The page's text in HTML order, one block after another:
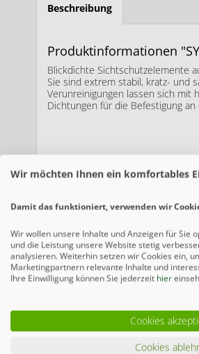
Beschreibung
Produktinformationen
Blickdichte Sichtschutzelemente
Sie sind extrem stabil, kratz- und
Verunreinigungen lassen sich mit
Dichtungen für die Befestigung
Keramikplatte 6 mm
HÖHE
180cm
Ähnliche
Wir möchten Ihnen ein komfortables
Damit das funktioniert, verwenden wir
Wir wollen unsere Inhalte und Anzeigen für Sie
und die Leistung unsere Website stetig
analysieren. Weiterhin setzen wir Cookies ein,
Marketingpartnern relevante Inhalte und
Ihre Einwilligung können Sie jederzeit hier
Cookies
Cookies